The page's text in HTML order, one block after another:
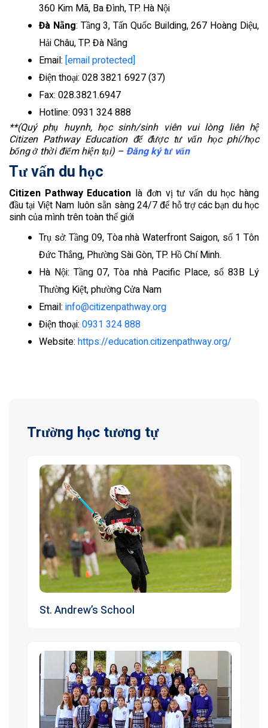
360 Kim Mã, Ba Đình, TP. Hà Nội
Đà Nẵng: Tầng 3, Tấn Quốc Building, 267 Hoàng Diệu,
Hải Châu, TP. Đà Nẵng
Email: [email protected]
Điện thoại: 028 3821 6927 (37)
Fax: 028.3821.6947
Hotline: 0931 324 888
**(Quý phụ huynh, học sinh/sinh viên vui lòng liên hệ
Citizen Pathway Education để được tư vấn học phí/học
bổng ở thời điểm hiện tại) – Đăng ký tư vấn
Tư vấn du học
Citizen Pathway Education là đơn vị tư vấn du học hàng
đầu tại Việt Nam luôn sẵn sàng 24/7 để hỗ trợ các bạn du học
sinh của mình trên toàn thế giới
Trụ sở: Tầng 09, Tòa nhà Waterfront Saigon, số 1 Tôn
Đức Thắng, Phường Sài Gòn, TP. Hồ Chí Minh.
Hà Nội: Tầng 07, Tòa nhà Pacific Place, số 83B Lý
Thường Kiệt, phường Cửa Nam
Email: info@citizenpathway.org
Điện thoại: 0931 324 888
Website: https://education.citizenpathway.org/
Trường học tương tự
St. Andrew’s School